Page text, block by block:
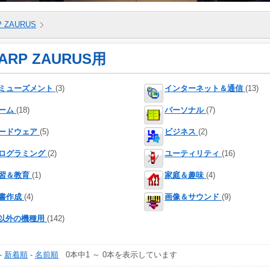
ZAURUS
ZAURUS用
ューズメント (3) インターネット＆通信 (13)
ム (18) パーソナル (7)
ドウェア (5) ビジネス (2)
グラミング (2) ユーティリティ (16)
＆教育 (1) 家庭＆趣味 (4)
作成 (4) 画像＆サウンド (9)
外の機種用 (142)
新着順 - 名前順 0本中1 ～ 0本を表示しています